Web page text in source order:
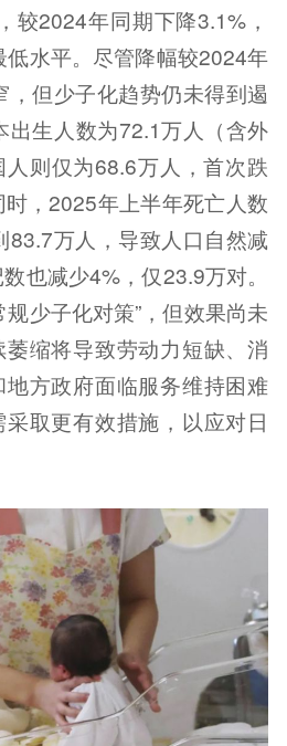
较2024年同期下降3.1%，
水平。尽管降幅较2024年
，但少子化趋势仍未得到遏
出生人数为72.1万人（含外
则仅为68.6万人，首次跌
，2025年上半年死亡人数
83.7万人，导致人口自然减
也减少4%，仅23.9万对。
规少子化对策”，但效果尚未
缩将导致劳动力短缺、消
方政府面临服务维持困难
取更有效措施，以应对日
。